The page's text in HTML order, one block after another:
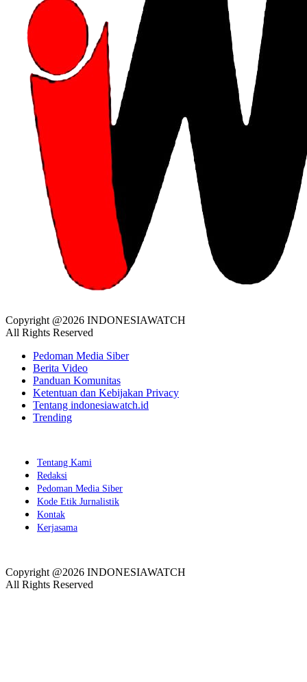
Copyright @2026 INDONESIAWATCH
All Rights Reserved
Pedoman Media Siber
Berita Video
Panduan Komunitas
Ketentuan dan Kebijakan Privacy
Tentang indonesiawatch.id
Trending
Tentang Kami
Redaksi
Pedoman Media Siber
Kode Etik Jurnalistik
Kontak
Kerjasama
Copyright @2026 INDONESIAWATCH
All Rights Reserved